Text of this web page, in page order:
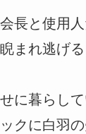
長と使用
まれ逃げ
に暮らし
クに白羽の